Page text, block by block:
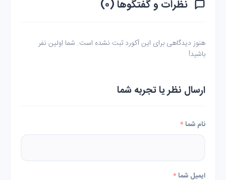
نظرات و گفتگوها (۰)
هنوز دیدگاهی برای این آکورد ثبت نشده است. شما اولین نفر
باشید!
ارسال نظر یا تجربه شما
نام شما*
ایمیل شما*